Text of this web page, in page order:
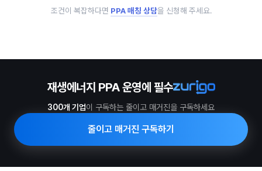
조건이 복잡하다면 PPA 매칭 상담을 신청해 주세요.
재생에너지 PPA 운영에 필수
300개 기업이 구독하는 줄이고 매거진을 구독하세요
줄이고 매거진 구독하기